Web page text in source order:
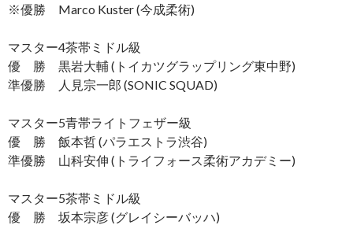
※優勝 Marco Kuster (今成柔術)
マスター4茶帯ミドル級
優 勝 黒岩大輔 (トイカツグラップリング東中野)
準優勝 人見宗一郎 (SONIC SQUAD)
マスター5青帯ライトフェザー級
優 勝 飯本哲 (パラエストラ渋谷)
準優勝 山科安伸 (トライフォース柔術アカデミー)
マスター5茶帯ミドル級
優 勝 坂本宗彦 (グレイシーバッハ)